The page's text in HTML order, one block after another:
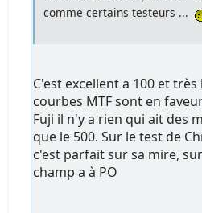
comme certains testeurs ...
C'est excellent a 100 et
courbes MTF sont en
Fuji il n'y a rien qui ait des
que le 500. Sur le test de
c'est parfait sur sa mire,
champ a à PO